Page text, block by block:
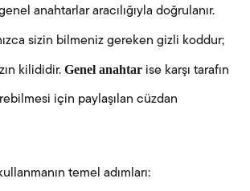
anahtarlar aracılığıyla doğrulanır.
sizin bilmeniz gereken gizli koddur;
kilididir. Genel anahtar ise karşı tarafın
için paylaşılan cüzdan
temel adımları: